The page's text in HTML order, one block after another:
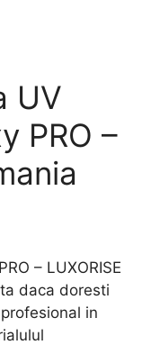
UV
PRO –
– LUXORISE
daca doresti
in